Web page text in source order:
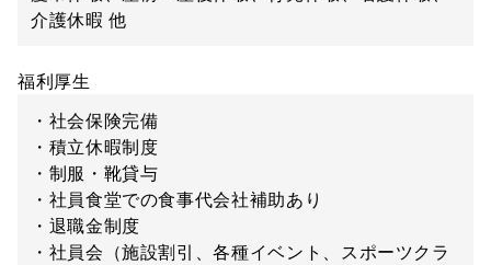
介護休暇 他
福利厚生
・社会保険完備
・積立休暇制度
・制服・靴貸与
・社員食堂での食事代会社補助あり
・退職金制度
・社員会（施設割引、各種イベント、スポーツクラ